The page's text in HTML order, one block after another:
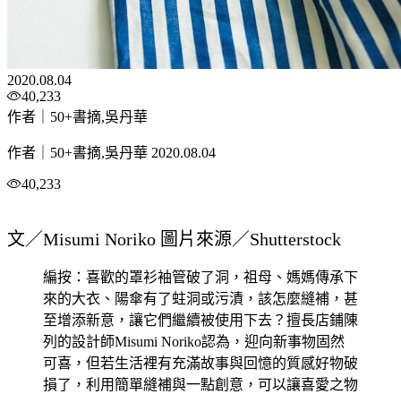
2020.08.04
40,233
作者｜50+書摘,吳丹華
作者｜50+書摘,吳丹華 2020.08.04
40,233
文／Misumi Noriko 圖片來源／Shutterstock
編按：喜歡的罩衫袖管破了洞，祖母、媽媽傳承下
來的大衣、陽傘有了蛀洞或污漬，該怎麼縫補，甚
至增添新意，讓它們繼續被使用下去？擅長店鋪陳
列的設計師Misumi Noriko認為，迎向新事物固然
可喜，但若生活裡有充滿故事與回憶的質感好物破
損了，利用簡單縫補與一點創意，可以讓喜愛之物